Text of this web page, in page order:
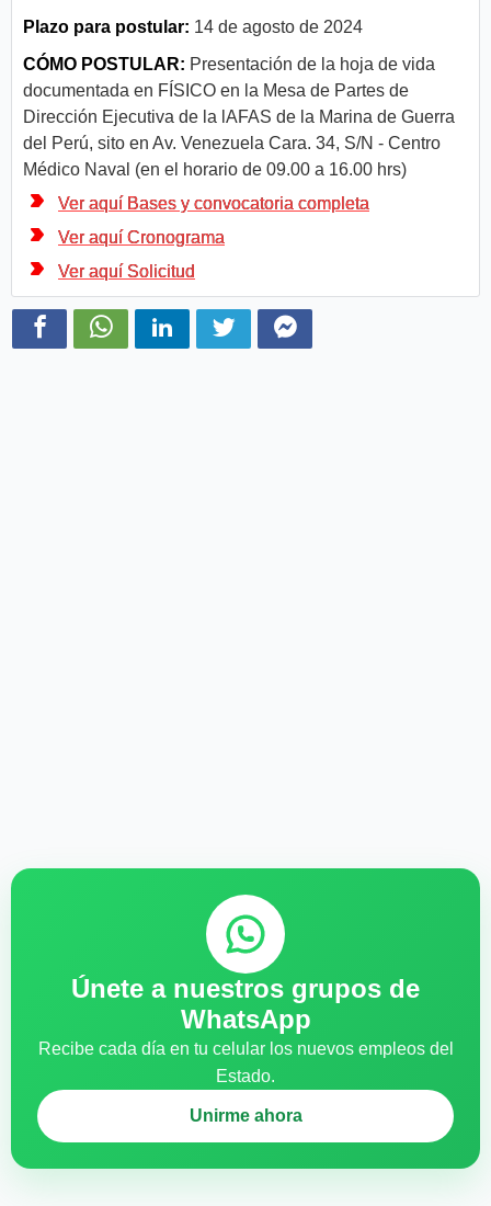
Plazo para postular: 14 de agosto de 2024
CÓMO POSTULAR: Presentación de la hoja de vida
documentada en FÍSICO en la Mesa de Partes de
Dirección Ejecutiva de la lAFAS de la Marina de Guerra
del Perú, sito en Av. Venezuela Cara. 34, S/N - Centro
Médico Naval (en el horario de 09.00 a 16.00 hrs)
Ver aquí Bases y convocatoria completa
Ver aquí Cronograma
Ver aquí Solicitud
Únete a nuestros grupos de
WhatsApp
Recibe cada día en tu celular los nuevos empleos del
Estado.
Unirme ahora